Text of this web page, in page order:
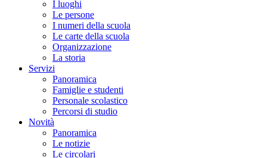
I luoghi
Le persone
I numeri della scuola
Le carte della scuola
Organizzazione
La storia
Servizi
Panoramica
Famiglie e studenti
Personale scolastico
Percorsi di studio
Novità
Panoramica
Le notizie
Le circolari